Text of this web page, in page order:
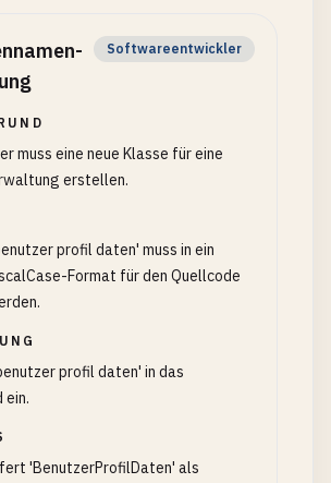
Softwareentwickler
muss eine neue Klasse für eine
erstellen.
profil daten' muss in ein
Format für den Quellcode
profil daten' in das
ein.
'BenutzerProfilDaten' als